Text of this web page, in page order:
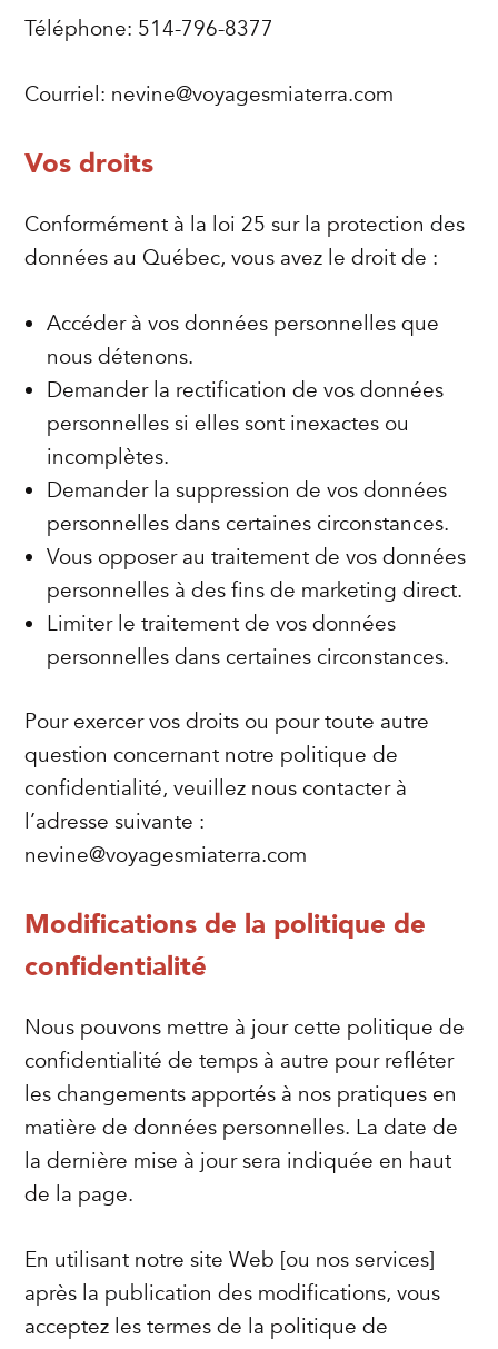
Téléphone: 514-796-8377
Courriel: nevine@voyagesmiaterra.com
Vos droits
Conformément à la loi 25 sur la protection des
données au Québec, vous avez le droit de :
Accéder à vos données personnelles que
nous détenons.
Demander la rectification de vos données
personnelles si elles sont inexactes ou
incomplètes.
Demander la suppression de vos données
personnelles dans certaines circonstances.
Vous opposer au traitement de vos données
personnelles à des fins de marketing direct.
Limiter le traitement de vos données
personnelles dans certaines circonstances.
Pour exercer vos droits ou pour toute autre
question concernant notre politique de
confidentialité, veuillez nous contacter à
l’adresse suivante :
nevine@voyagesmiaterra.com
Modifications de la politique de
confidentialité
Nous pouvons mettre à jour cette politique de
confidentialité de temps à autre pour refléter
les changements apportés à nos pratiques en
matière de données personnelles. La date de
la dernière mise à jour sera indiquée en haut
de la page.
En utilisant notre site Web [ou nos services]
après la publication des modifications, vous
acceptez les termes de la politique de